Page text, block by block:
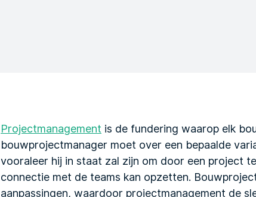
Projectmanagement is de fundering waarop elk
bouwprojectmanager moet over een bepaalde
vooraleer hij in staat zal zijn om door een project
connectie met de teams kan opzetten.
aanpassingen, waardoor projectmanagement de